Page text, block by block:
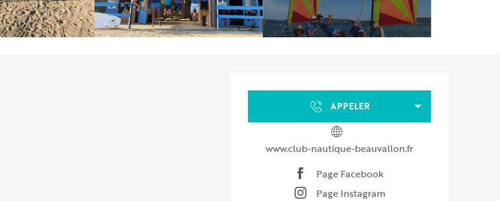
Ouverture et coordonnées
APPELER
www.club-nautique-beauvallon.fr
Page Facebook
Page Instagram